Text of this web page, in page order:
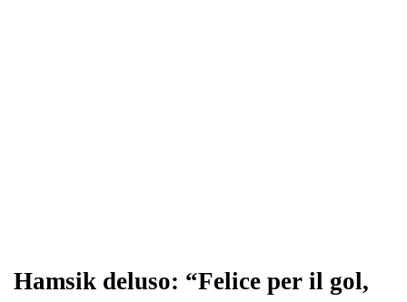
Hamsik deluso: “Felice per il gol,